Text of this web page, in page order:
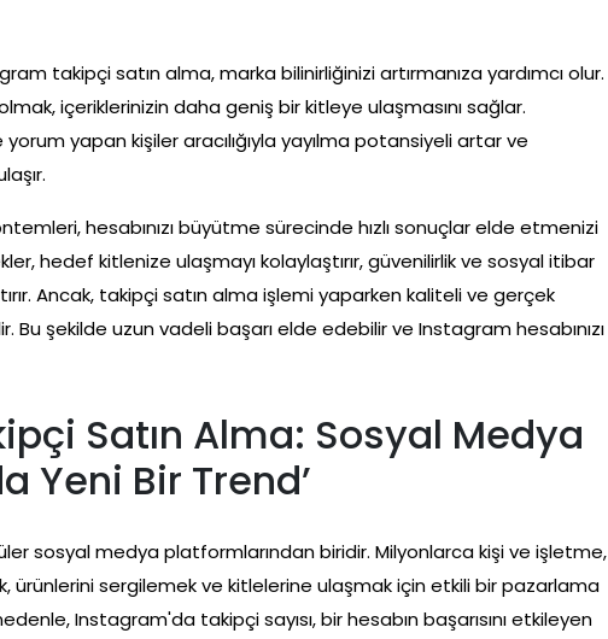
takipçi satın alma, marka bilinirliğinizi artırmanıza yardımcı olur.
içeriklerinizin daha geniş bir kitleye ulaşmasını sağlar.
yorum yapan kişiler aracılığıyla yayılma potansiyeli artar ve
hesabınızı büyütme sürecinde hızlı sonuçlar elde etmenizi
hedef kitlenize ulaşmayı kolaylaştırır, güvenilirlik ve sosyal itibar
Ancak, takipçi satın alma işlemi yaparken kaliteli ve gerçek
şekilde uzun vadeli başarı elde edebilir ve Instagram hesabınızı
Satın Alma: Sosyal Medya
Yeni Bir Trend’
sosyal medya platformlarından biridir. Milyonlarca kişi ve işletme,
ürünlerini sergilemek ve kitlelerine ulaşmak için etkili bir pazarlama
Instagram'da takipçi sayısı, bir hesabın başarısını etkileyen